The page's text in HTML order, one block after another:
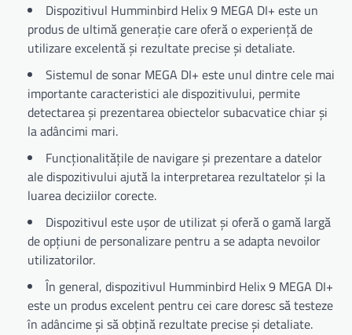
Dispozitivul Humminbird Helix 9 MEGA DI+ este un
produs de ultimă generație care oferă o experiență de
utilizare excelentă și rezultate precise și detaliate.
Sistemul de sonar MEGA DI+ este unul dintre cele mai
importante caracteristici ale dispozitivului, permite
detectarea și prezentarea obiectelor subacvatice chiar și
la adâncimi mari.
Funcționalitățile de navigare și prezentare a datelor
ale dispozitivului ajută la interpretarea rezultatelor și la
luarea deciziilor corecte.
Dispozitivul este ușor de utilizat și oferă o gamă largă
de opțiuni de personalizare pentru a se adapta nevoilor
utilizatorilor.
În general, dispozitivul Humminbird Helix 9 MEGA DI+
este un produs excelent pentru cei care doresc să testeze
în adâncime și să obțină rezultate precise și detaliate.